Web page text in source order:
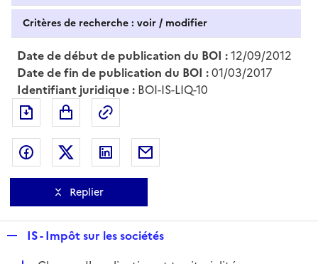
Critères de recherche : voir / modifier
Date de début de publication du BOI :12/09/2012
Date de fin de publication du BOI :01/03/2017
Identifiant juridique : BOI-IS-LIQ-10
Exporter le document au format pdf
Partager sur Facebook
Partager sur Twitter
Partager sur LinkedIn
Replier
IS - Impôt sur les sociétés